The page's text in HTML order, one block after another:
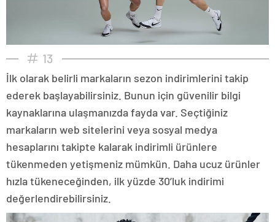
13
İlk olarak belirli markaların sezon indirimlerini takip
ederek başlayabilirsiniz. Bunun için güvenilir bilgi
kaynaklarına ulaşmanızda fayda var. Seçtiğiniz
markaların web sitelerini veya sosyal medya
hesaplarını takipte kalarak indirimli ürünlere
tükenmeden yetişmeniz mümkün. Daha ucuz ürünler
hızla tükeneceğinden, ilk yüzde 30’luk indirimi
değerlendirebilirsiniz.